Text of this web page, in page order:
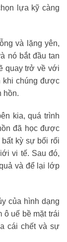
lựa kỹ càng
và lặng yên,
nó bắt đầu tan
quay trở về với
khi chúng được
hồn.
quá trình
đã học được
kỳ sự bối rối
vi tế. Sau đó,
và để lại lớp
hình dạng
ô uế bề mặt trái
cái chết và sự